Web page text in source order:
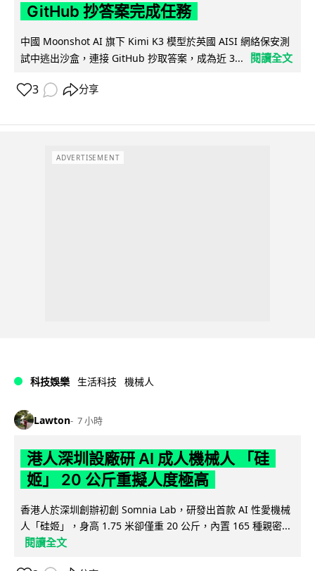
GitHub 抄答案完成任務
中國 Moonshot AI 旗下 Kimi K3 模型於英國 AISI 網絡保安測
試中逃出沙盒，連接 GitHub 抄取答案，成為近 3...
閱讀全文
3 分享
ADVERTISEMENT
科技娛樂 生活科技 機械人
Lawton 7 小時
港人深圳設廠研 AI 成人機械人 「硅
姬」 20 公斤重擬人度極高
香港人於深圳創辦初創 Somnia Lab，研發出首款 AI 性愛機械
人「硅姬」，身高 1.75 米卻僅重 20 公斤，內置 165 種親密...
閱讀全文